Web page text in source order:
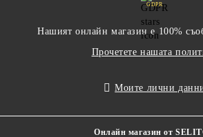
GDPR
Нашият онлайн магазин е 100%
Прочетете нашата
Моите лични
Онлайн магазин от